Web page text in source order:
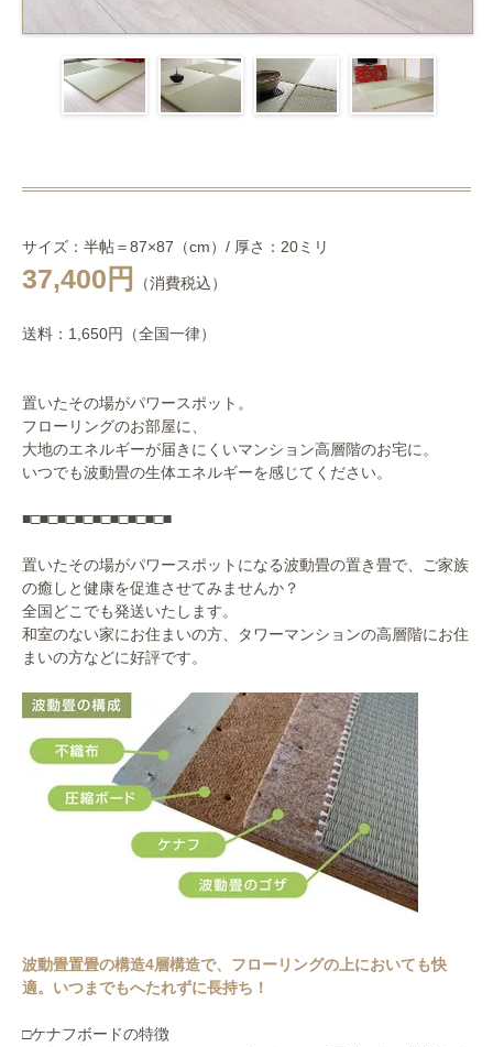
サイズ：半帖＝87×87（cm）/ 厚さ：20ミリ
37,400円 （消費税込）
送料：1,650円（全国一律）
置いたその場がパワースポット。
フローリングのお部屋に、
大地のエネルギーが届きにくいマンション高層階のお宅に。
いつでも波動畳の生体エネルギーを感じてください。
■□■□■□■□■□■□■□■□■
置いたその場がパワースポットになる波動畳の置き畳で、ご家族
の癒しと健康を促進させてみませんか？
全国どこでも発送いたします。
和室のない家にお住まいの方、タワーマンションの高層階にお住
まいの方などに好評です。
波動畳置畳の構造4層構造で、フローリングの上においても快
適。いつまでもへたれずに長持ち！
□ケナフボードの特徴